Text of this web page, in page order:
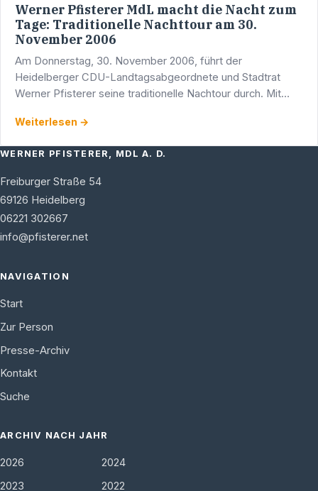
Werner Pfisterer MdL macht die Nacht zum
Tage: Traditionelle Nachttour am 30.
November 2006
Am Donnerstag, 30. November 2006, führt der
Heidelberger CDU-Landtagsabgeordnete und Stadtrat
Werner Pfisterer seine traditionelle Nachtour durch. Mit
Menschen …
Weiterlesen →
WERNER PFISTERER, MDL A. D.
Freiburger Straße 54
69126 Heidelberg
06221 302667
info@pfisterer.net
NAVIGATION
Start
Zur Person
Presse-Archiv
Kontakt
Suche
ARCHIV NACH JAHR
2026
2024
2023
2022